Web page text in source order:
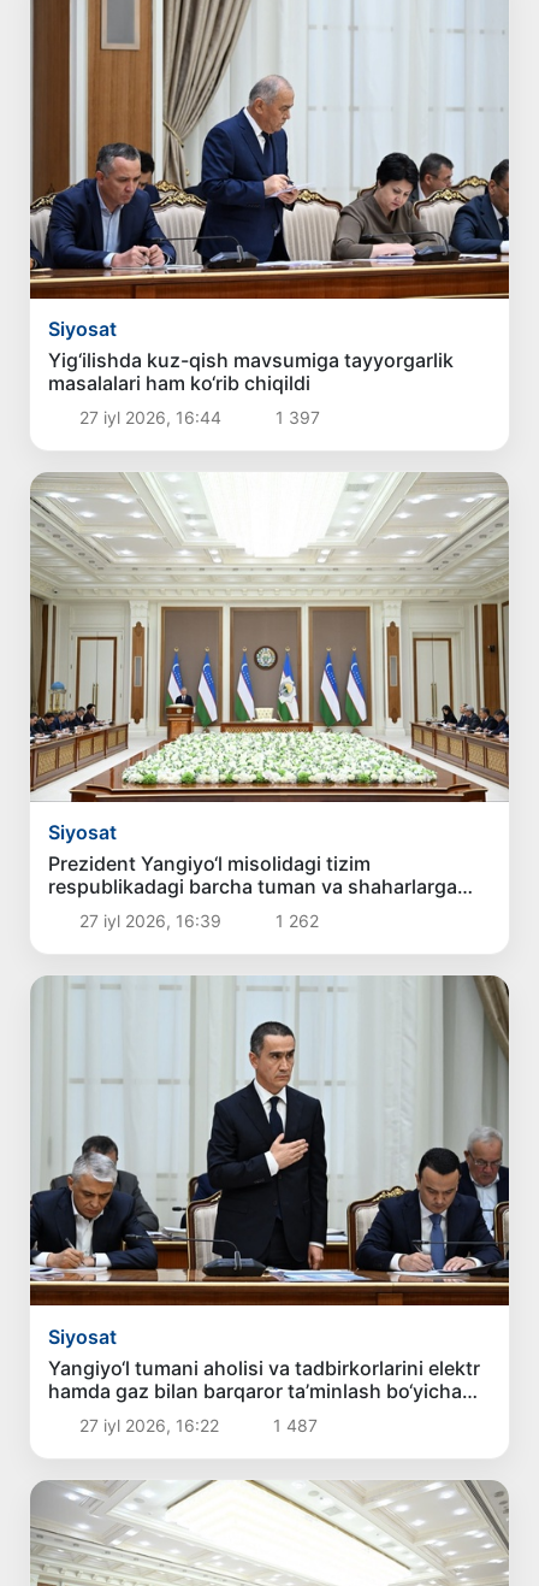
Siyosat
Yig‘ilishda kuz-qish mavsumiga tayyorgarlik
masalalari ham ko‘rib chiqildi
27 iyl 2026, 16:44 1 397
Siyosat
Prezident Yangiyo‘l misolidagi tizim
respublikadagi barcha tuman va shaharlarga
tatbiq etilishini aytdi
27 iyl 2026, 16:39 1 262
Siyosat
Yangiyo‘l tumani aholisi va tadbirkorlarini elektr
hamda gaz bilan barqaror ta’minlash bo‘yicha
maxsus shtab tashkil etiladi
27 iyl 2026, 16:22 1 487